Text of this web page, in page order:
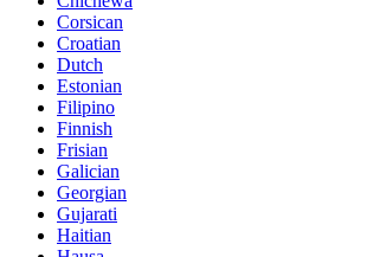
Corsican
Croatian
Dutch
Estonian
Filipino
Finnish
Frisian
Galician
Georgian
Gujarati
Haitian